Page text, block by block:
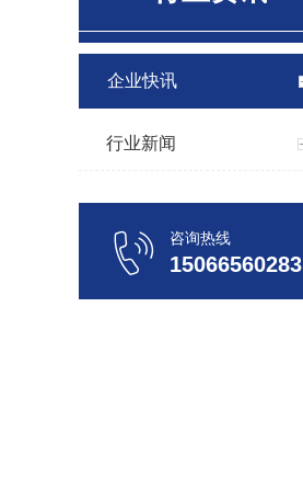
企业快讯
行业新闻
咨询热线
15066560283